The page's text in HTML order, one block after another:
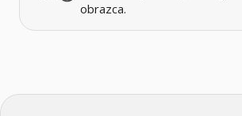
obrazca.